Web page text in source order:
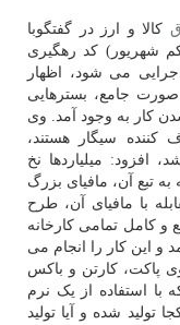
کالا و ارز در گفتگوبا
شهریور) کد رهگیری
می شود، اظهار
جامع، بسترهایی
کار به وجود آمد. وی
سیگار هستند،
افزود: میلیاردها نخ
تبع آن، مافیای بزرگ
با مافیای آن، طرح
کامل تمامی کارخانه
و این کار را انجام می
پاکت، کارتن و باکس
استفاده از یک نرم
تولید شده و آیا تولید